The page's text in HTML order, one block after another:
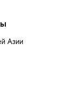
Азии